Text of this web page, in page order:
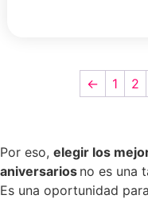
← 1 2
Por eso, elegir los
aniversarios no es una
Es una oportunidad